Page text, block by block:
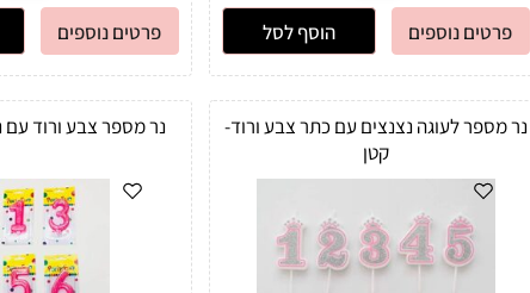
פרטים נוספים הוסף לסל פרטים נוספים
נר מספר לעוגה נצנצים עם כתר צבע ורוד-
קטן
נר מספר צבע ורוד עם